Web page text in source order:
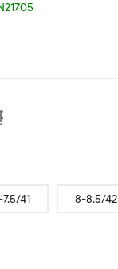
41 8-8.5/42